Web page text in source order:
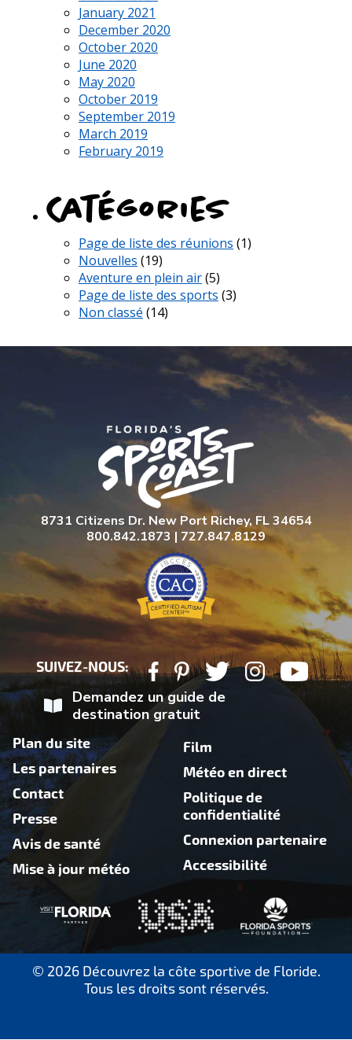
January 2021
December 2020
October 2020
June 2020
May 2020
October 2019
September 2019
March 2019
February 2019
Catégories
Page de liste des réunions (1)
Nouvelles (19)
Aventure en plein air(5)
Page de liste des sports (3)
Non classé (14)
8731 Citizens Dr. New Port Richey, FL 34654
800.842.1873 | 727.847.8129
SUIVEZ-NOUS:
Demandez un guide de
destination gratuit
Plan du site
Les partenaires
Contact
Presse
Avis de santé
Mise à jour météo
Film
Météo en direct
Politique de
confidentialité
Connexion partenaire
Accessibilité
© 2026 Découvrez la côte sportive de Floride.
Tous les droits sont réservés.